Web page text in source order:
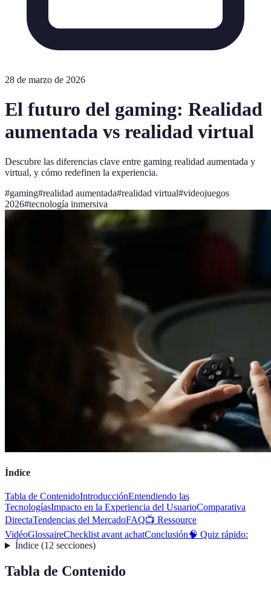
28 de marzo de 2026
El futuro del gaming: Realidad
aumentada vs realidad virtual
Descubre las diferencias clave entre gaming realidad aumentada y
virtual, y cómo redefinen la experiencia.
#gaming#realidad aumentada#realidad virtual#videojuegos
2026#tecnología inmersiva
Índice
Tabla de ContenidoIntroducciónEntendiendo las
TecnologíasImpacto en la Experiencia del UsuarioComparativa
DirectaTendencias del MercadoFAQ📺 Ressource
VidéoGlossaireChecklist avant achatConclusión🧠 Quiz rápido:
Índice(12 secciones)
Tabla de Contenido